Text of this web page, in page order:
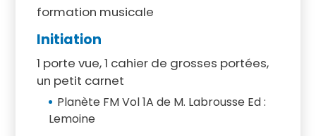
formation musicale
Initiation
1 porte vue, 1 cahier de grosses portées,
un petit carnet
Planète FM Vol 1A de M. Labrousse Ed :
Lemoine